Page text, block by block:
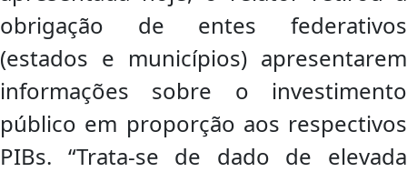
obrigação de entes federativos
(estados e municípios) apresentarem
informações sobre o investimento
público em proporção aos respectivos
PIBs. “Trata-se de dado de elevada